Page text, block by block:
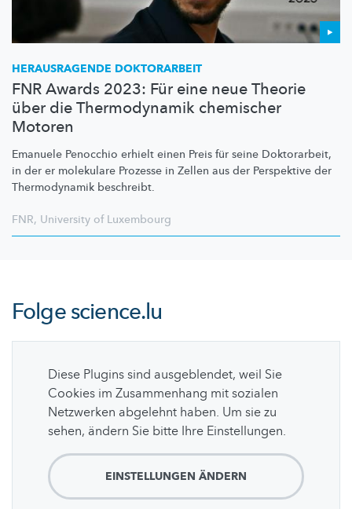
HERAUSRAGENDE DOKTORARBEIT
FNR Awards 2023: Für eine neue Theorie
über die Thermodynamik chemischer
Motoren
Emanuele Penocchio erhielt einen Preis für seine Doktorarbeit,
in der er molekulare Prozesse in Zellen aus der Perspektive der
Thermodynamik beschreibt.
FNR, University of Luxembourg
Folgescience.lu
Diese Plugins sind ausgeblendet, weil Sie
Cookies im Zusammenhang mit sozialen
Netzwerken abgelehnt haben. Um sie zu
sehen, ändern Sie bitte Ihre Einstellungen.
EINSTELLUNGEN ÄNDERN